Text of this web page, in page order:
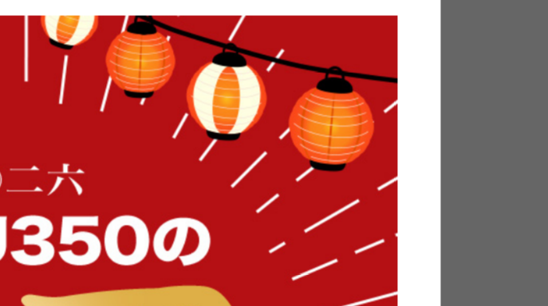
枚、下部は2枚付いており上部は60段階、下部は40段階で1cmピッチの調節が可能。本
の高さに合わせて調節ができるので、1つの本棚で文庫版からA5版までひとまとめに
収納していただけます。さらに1番下には引き出しが1杯付いているので、本だけでな
く日用品や小物などもすっきり収納することが可能です。カラーはブラウン、ナチュ
ラル、ホワイトの3色をご用意。お部屋の雰囲気に合わせてお好きなカラーをお選びく
ださい。